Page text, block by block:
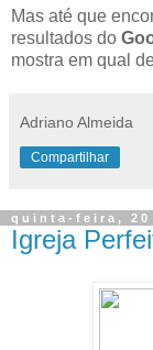
Mas até que
resultados do
mostra em qual
Adriano Almeida
Compartilhar
quinta-feira, 20
Igreja